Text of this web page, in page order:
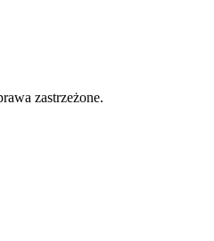
zastrzeżone.